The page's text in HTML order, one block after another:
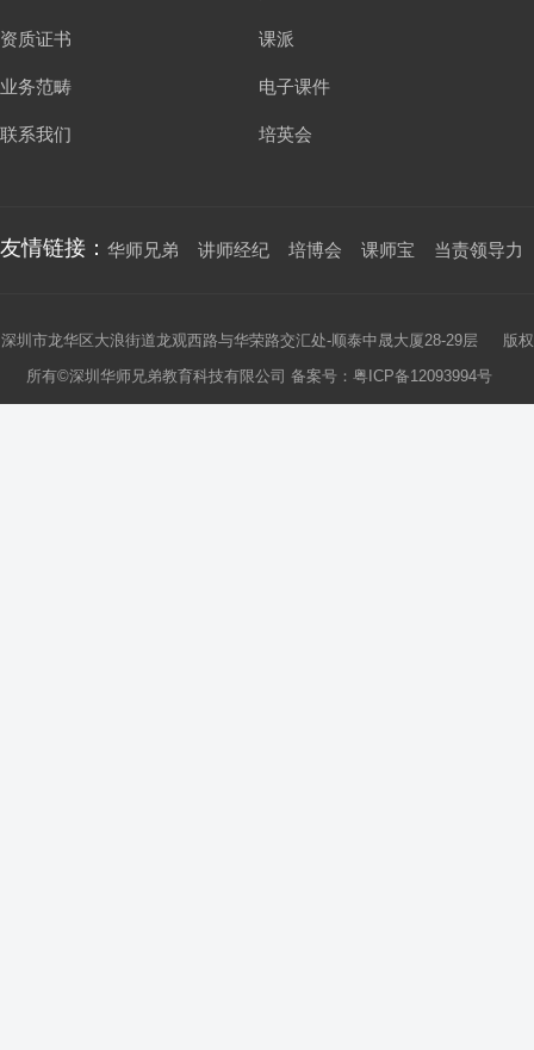
资质证书
业务范畴
联系我们
课派
电子课件
培英会
友情链接： 华师兄弟 讲师经纪 培博会 课师宝 当责领导力
深圳市龙华区大浪街道龙观西路与华荣路交汇处-顺泰中晟大厦28-29层 版权
所有©深圳华师兄弟教育科技有限公司 备案号： 粤ICP备12093994号